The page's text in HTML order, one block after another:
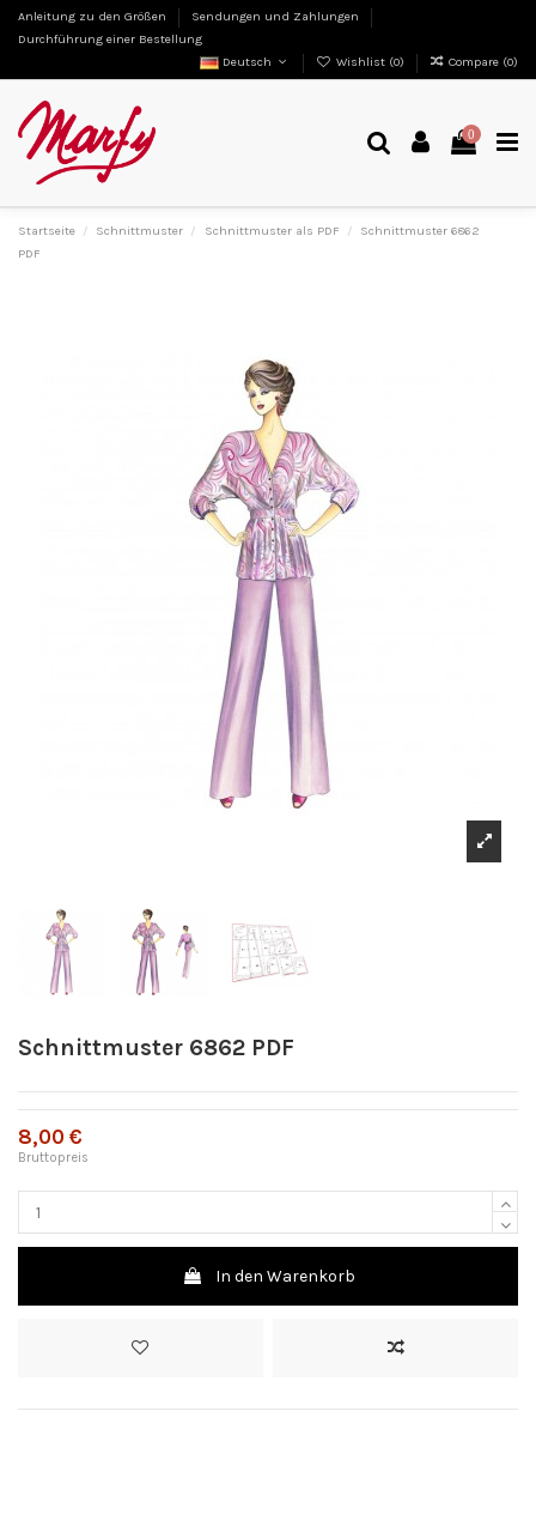
Anleitung zu den Größen
Sendungen und Zahlungen
Durchführung einer Bestellung
Deutsch
Wishlist (0) Compare (0)
0
Startseite Schnittmuster Schnittmuster als PDF
Schnittmuster 6862
PDF
Schnittmuster 6862 PDF
8,00 €
Bruttopreis
In den Warenkorb